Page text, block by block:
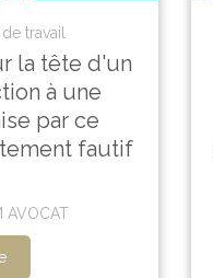
travail
la tête d'un
à une
par ce
fautif
AVOCAT